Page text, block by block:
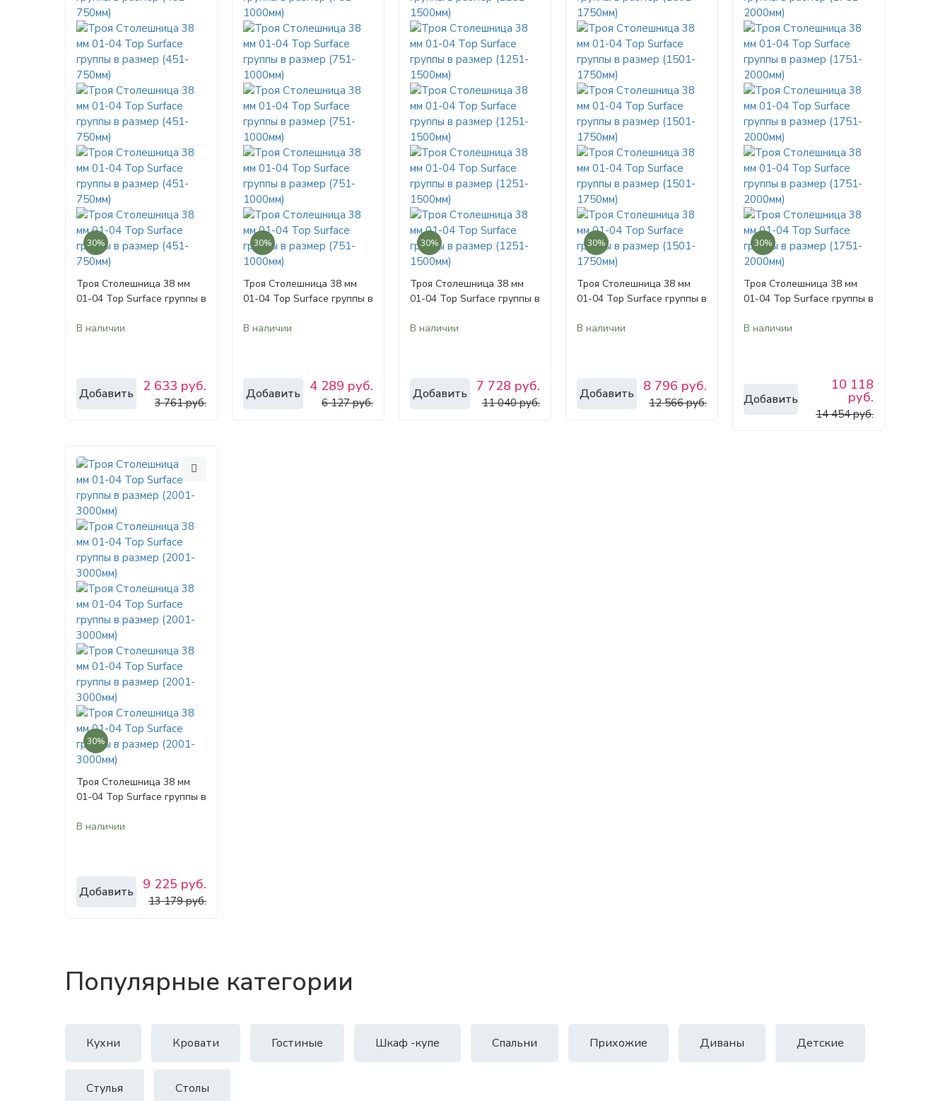
30%
Троя Столешница 38 мм
01-04 Top Surface группы в
В наличии
Добавить 2 633 руб.
3 761 руб.
30%
Троя Столешница 38 мм
01-04 Top Surface группы в
В наличии
Добавить 4 289 руб.
6 127 руб.
30%
Троя Столешница 38 мм
01-04 Top Surface группы в
В наличии
Добавить 7 728 руб.
11 040 руб.
30%
Троя Столешница 38 мм
01-04 Top Surface группы в
В наличии
Добавить 8 796 руб.
12 566 руб.
30%
Троя Столешница 38 мм
01-04 Top Surface группы в
В наличии
Добавить
10 118
руб.
14 454 руб.
30%
Троя Столешница 38 мм
01-04 Top Surface группы в
В наличии
Добавить 9 225 руб.
13 179 руб.
Популярные категории
Кухни Кровати Гостиные Шкаф -купе Спальни Прихожие Диваны Детские
Стулья Столы